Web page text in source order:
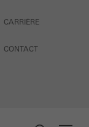
CARRIÈRE
CONTACT